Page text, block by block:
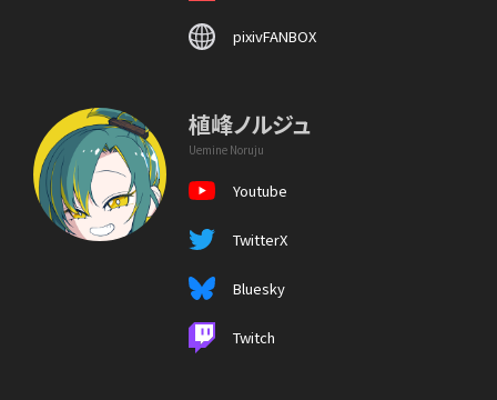
pixivFANBOX
植峰ノルジュ
Uemine Noruju
Youtube
TwitterX
Bluesky
Twitch